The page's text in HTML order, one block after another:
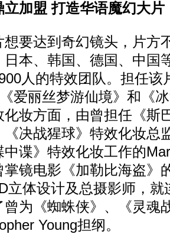
立加盟 打造华语魔幻大片
达到奇幻镜头，片方
日本、韩国、德国、中国
人的特效团队。担任该
爱丽丝梦游仙境》和《
化妆方面，由曾担任《斯
《决战猩球》特效化妆总
中谍》特效化妆工作的
镜电影《加勒比海盗》
立体设计及总摄影师，就
为《蜘蛛侠》、《灵魂
Young担纲。